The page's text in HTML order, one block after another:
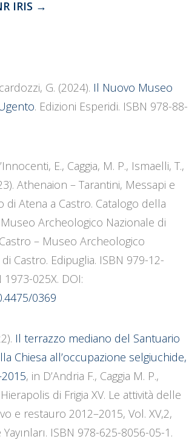
IRIS →
G. (2024). Il Nuovo Museo
. Edizioni Esperidi. ISBN 978-88-
E., Caggia, M. P., Ismaelli, T.,
Athenaion – Tarantini, Messapi e
di Atena a Castro. Catalogo della
Archeologico Nazionale di
– Museo Archeologico
Castro. Edipuglia. ISBN 979-12-
1973-025X. DOI:
0369
Il terrazzo mediano del Santuario
Chiesa all’occupazione selgiuchide,
, in D’Andria F., Caggia M. P.,
di Frigia XV. Le attività delle
e restauro 2012–2015, Vol. XV,2,
ISBN 978-625-8056-05-1.